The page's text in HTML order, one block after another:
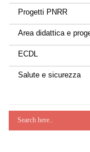
Estate a scuola
Scuola d'estate
Lab Green
Progetti PNRR
Area didattica e
ECDL
Salute e sicurezza